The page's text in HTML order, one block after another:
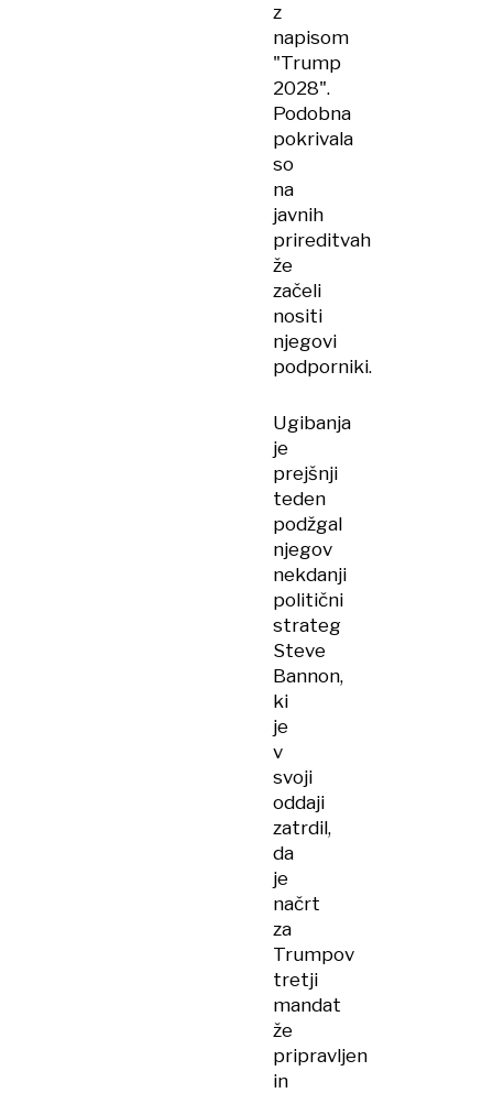
z
napisom
"Trump
2028".
Podobna
pokrivala
so
na
javnih
prireditvah
že
začeli
nositi
njegovi
podporniki.
Ugibanja
je
prejšnji
teden
podžgal
njegov
nekdanji
politični
strateg
Steve
Bannon,
ki
je
v
svoji
oddaji
zatrdil,
da
je
načrt
za
Trumpov
tretji
mandat
že
pripravljen
in